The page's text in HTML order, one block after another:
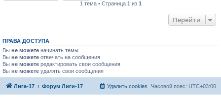
1 тема • Страница 1 из 1
Перейти
ПРАВА ДОСТУПА
Вы не можете начинать темы
Вы не можете отвечать на сообщения
Вы не можете редактировать свои сообщения
Вы не можете удалять свои сообщения
Лига-17 Форум Лиги-17 Часовой пояс: UTC+03:00
Удалить cookies